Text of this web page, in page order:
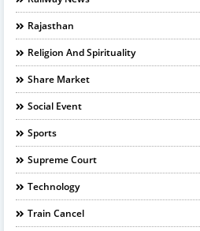
Rajasthan
Religion And Spirituality
Share Market
Social Event
Sports
Supreme Court
Technology
Train Cancel